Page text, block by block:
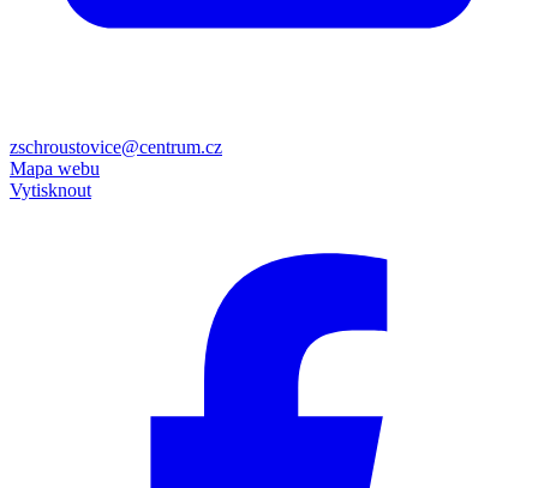
zschroustovice@centrum.cz
Mapa webu
Vytisknout